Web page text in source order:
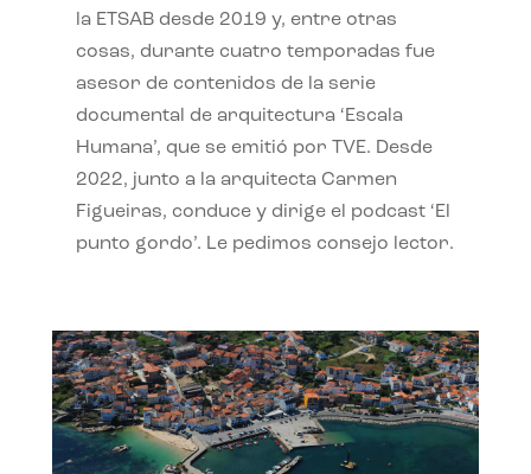
la ETSAB desde 2019 y, entre otras
cosas, durante cuatro temporadas fue
asesor de contenidos de la serie
documental de arquitectura ‘Escala
Humana’, que se emitió por TVE. Desde
2022, junto a la arquitecta Carmen
Figueiras, conduce y dirige el podcast ‘El
punto gordo’. Le pedimos consejo lector.